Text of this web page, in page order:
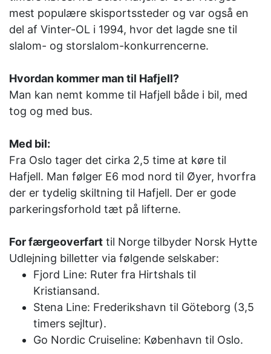
mest populære skisportssteder og var også en
del af Vinter-OL i 1994, hvor det lagde sne til
slalom- og storslalom-konkurrencerne.
Hvordan kommer man til Hafjell?
Man kan nemt komme til Hafjell både i bil, med
tog og med bus.
Med bil:
Fra Oslo tager det cirka 2,5 time at køre til
Hafjell. Man følger E6 mod nord til Øyer, hvorfra
der er tydelig skiltning til Hafjell. Der er gode
parkeringsforhold tæt på lifterne.
For færgeoverfart til Norge tilbyder Norsk Hytte
Udlejning billetter via følgende selskaber:
Fjord Line: Ruter fra Hirtshals til
Kristiansand.
Stena Line: Frederikshavn til Göteborg (3,5
timers sejltur).
Go Nordic Cruiseline: København til Oslo.